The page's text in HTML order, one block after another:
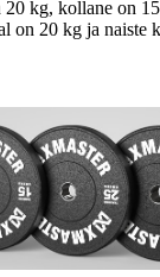
kg, kollane on
on 20 kg ja naiste